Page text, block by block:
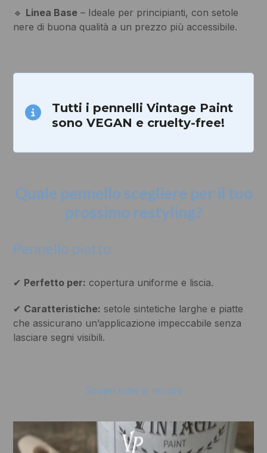
🔹 Linea Base – Ideale per principianti, con setole
nere di buona qualità a un prezzo più accessibile.
Tutti i pennelli Vintage Paint
sono VEGAN e cruelty-free!
Quale pennello scegliere per il tuo
prossimo restyling?
Pennello piatto
✔ Perfetto per: copertura uniforme e liscia.
✔ Caratteristiche: setole sintetiche larghe e piatte
che assicurano un’applicazione impeccabile senza
lasciare segni visibili.
Scopri tutte le misure